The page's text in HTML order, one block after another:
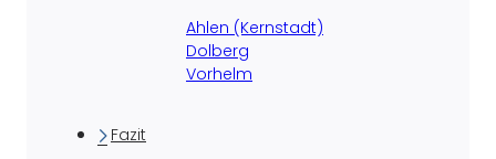
Ahlen (Kernstadt)
Dolberg
Vorhelm
Fazit